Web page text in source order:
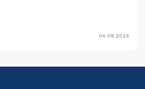
06.08.2026